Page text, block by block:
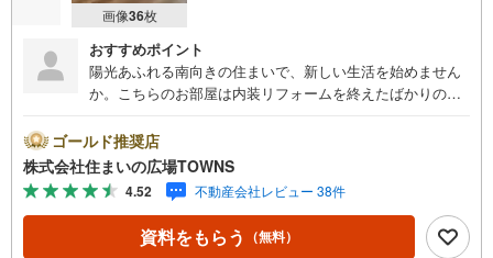
画像36枚
おすすめポイント
陽光あふれる南向きの住まいで、新しい生活を始めません
か。こちらのお部屋は内装リフォームを終えたばかりの綺
ルコニーからは心地よい風が吹き抜け、開放感のある眺望
を日常のものにできる贅沢な環境です。暮らしを彩る設備
も充実しています。家事の時短を叶える食洗機付きのシス
テムキッチンや、雨の日のお洗濯に便利な浴室乾燥機な
ど、現代のライフスタイルに寄り添う機能が揃っていま
す。また、全居室の収納に加え、納戸やシューズボックス
ゴールド推奨店
株式会社住まいの広場TOWNS
4.52 不動産会社レビュー 38件
資料をもらう （無料）